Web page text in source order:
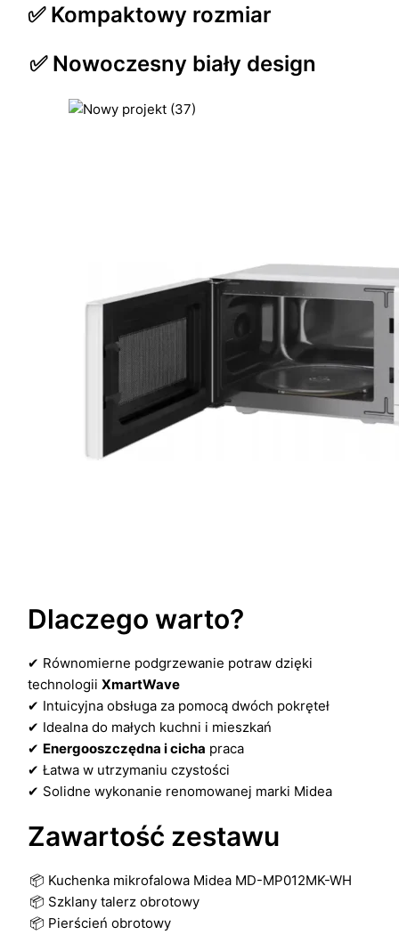
✅ Kompaktowy rozmiar
✅ Nowoczesny biały design
Dlaczego warto?
✔ Równomierne podgrzewanie potraw dzięki
technologii XmartWave
✔ Intuicyjna obsługa za pomocą dwóch pokręteł
✔ Idealna do małych kuchni i mieszkań
✔ Energooszczędna i cicha praca
✔ Łatwa w utrzymaniu czystości
✔ Solidne wykonanie renomowanej marki Midea
Zawartość zestawu
📦 Kuchenka mikrofalowa Midea MD-MP012MK-WH
📦 Szklany talerz obrotowy
📦 Pierścień obrotowy